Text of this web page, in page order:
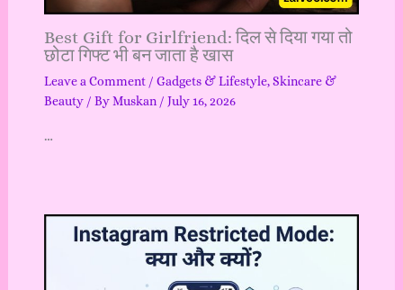
Best Gift for Girlfriend: दिल से दिया गया तो
छोटा गिफ्ट भी बन जाता है खास
Leave a Comment / Gadgets & Lifestyle,Skincare &
Beauty/ ByMuskan / July 16, 2026
…